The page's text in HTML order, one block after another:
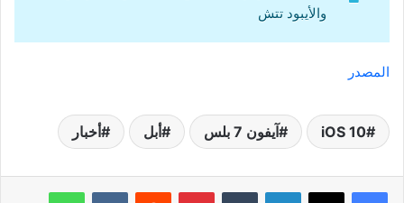
والأيبود تتش
المصدر
iOS 10 آيفون 7 بلس أبل أخبار
لينكدإن بينتيريست